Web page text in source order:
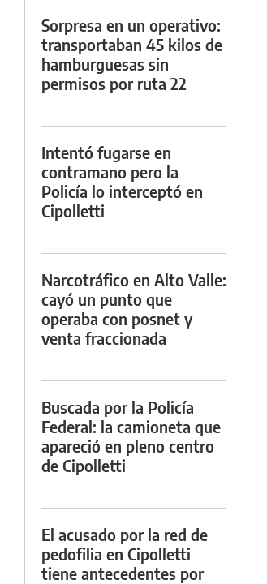
Sorpresa en un operativo:
transportaban 45 kilos de
hamburguesas sin
permisos por ruta 22
Intentó fugarse en
contramano pero la
Policía lo interceptó en
Cipolletti
Narcotráfico en Alto Valle:
cayó un punto que
operaba con posnet y
venta fraccionada
Buscada por la Policía
Federal: la camioneta que
apareció en pleno centro
de Cipolletti
El acusado por la red de
pedofilia en Cipolletti
tiene antecedentes por